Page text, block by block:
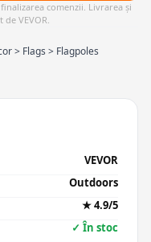
comenzii. Livrarea și
VEVOR.
> Flags > Flagpoles
VEVOR
Outdoors
★ 4.9/5
✓ În stoc